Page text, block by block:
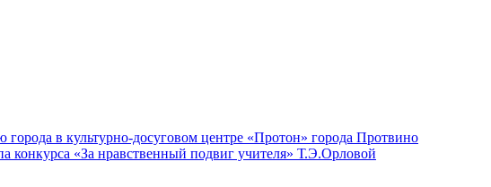
в культурно-досуговом центре «Протон» города Протвино
конкурса «За нравственный подвиг учителя» Т.Э.Орловой